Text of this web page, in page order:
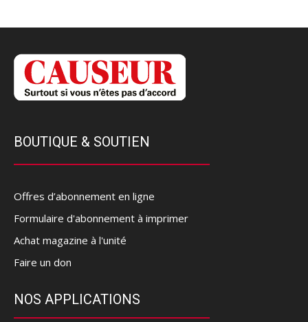
BOUTIQUE & SOUTIEN
Offres d’abonnement en ligne
Formulaire d'abonnement à imprimer
Achat magazine à l'unité
Faire un don
NOS APPLICATIONS